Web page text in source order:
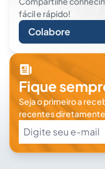
fácil e rápido!
Colabore
Fique
Seja o primeiro a
recentes diretamente